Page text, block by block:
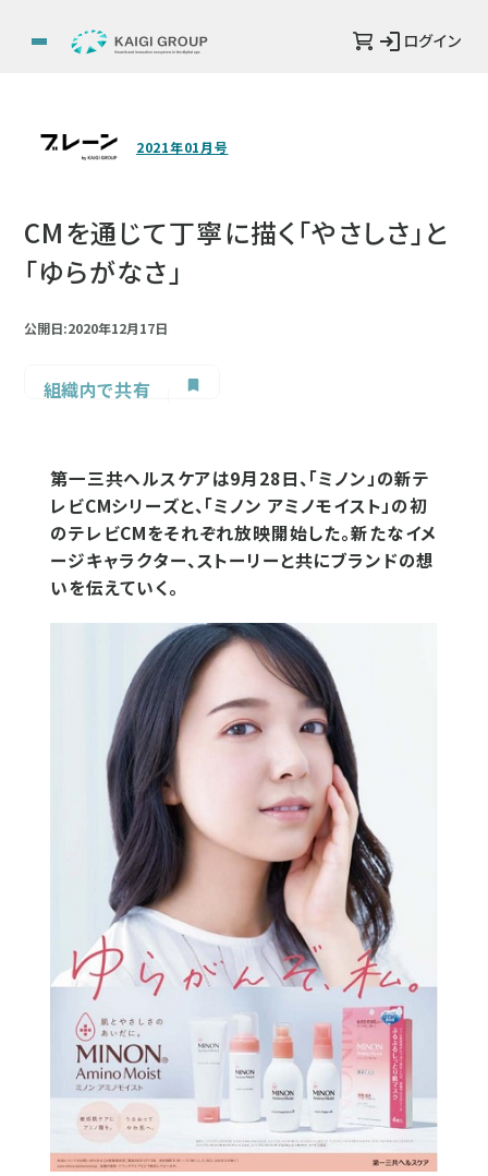
ログイン
2021年01月号
CMを通じて丁寧に描く「やさしさ」と
「ゆらがなさ」
公開日:2020年12月17日
組織内で共有
第一三共ヘルスケアは9月28日、「ミノン」の新テ
レビCMシリーズと、「ミノン アミノモイスト」の初
のテレビCMをそれぞれ放映開始した。新たなイメ
ージキャラクター、ストーリーと共にブランドの想
いを伝えていく。